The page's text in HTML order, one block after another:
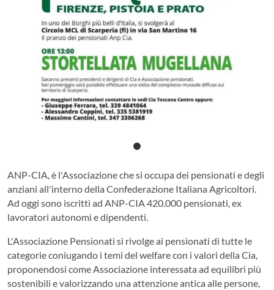
ANP-CIA, è l'Associazione che si occupa dei pensionati e degli
anziani all'interno della Confederazione Italiana Agricoltori.
Ad oggi sono iscritti ad ANP-CIA 420.000 pensionati, ex
lavoratori autonomi e dipendenti.
L'Associazione Pensionati si rivolge ai pensionati di tutte le
categorie coniugando i temi del welfare con i valori della Cia,
proponendosi come Associazione interessata ad equilibri più
sostenibili e valorizzando una attenzione antica alle persone,